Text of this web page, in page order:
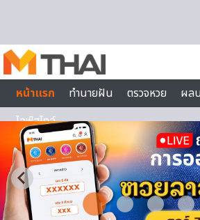
หน้าแรก
ทำนายฝัน ตรวจหวย ผล
ไลฟ์สไตล์